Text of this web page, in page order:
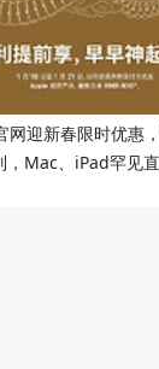
网迎新春限时优惠
，Mac、iPad罕见直